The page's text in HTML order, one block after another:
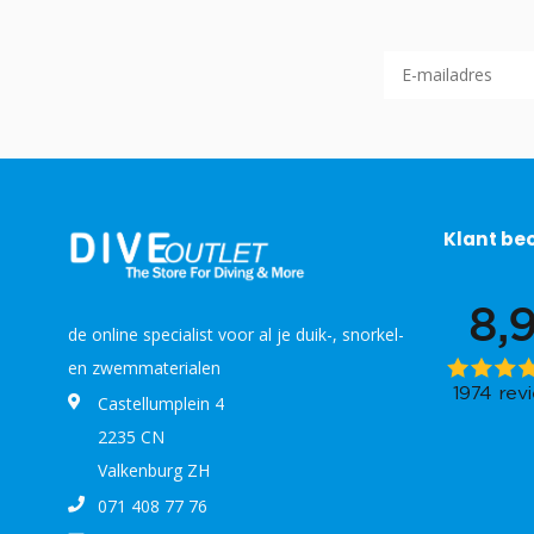
de online specialist voor al je duik-, snorkel-
en zwemmaterialen
Castellumplein 4
2235 CN
Valkenburg ZH
071 408 77 76
Klant